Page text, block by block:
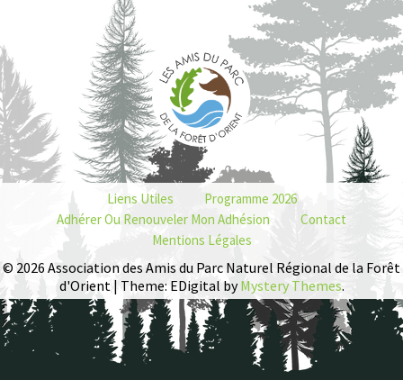
Liens Utiles
Programme 2026
Adhérer Ou Renouveler Mon Adhésion
Contact
Mentions Légales
© 2026 Association des Amis du Parc Naturel Régional de la Forêt
d'Orient | Theme: EDigital byMystery Themes.